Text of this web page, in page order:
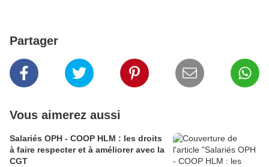
Partager
Vous aimerez aussi
Salariés OPH - COOP HLM : les droits
à faire respecter et à améliorer avec la
CGT